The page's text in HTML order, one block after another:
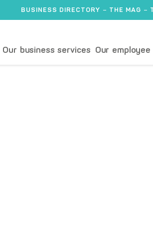
BUSINESS DIRECTORY THE MAG
Our business services Our